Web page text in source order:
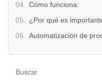
04
Cómo funciona:
05
¿Por qué es
06
Automatización de